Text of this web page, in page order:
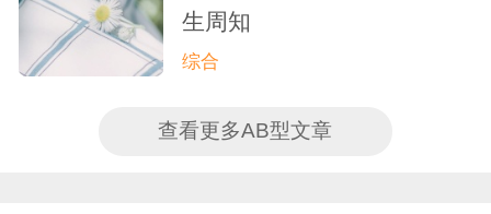
生周知
综合
查看更多AB型文章